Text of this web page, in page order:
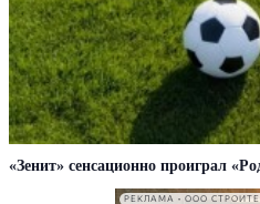
«Зенит» сенсационно проиграл